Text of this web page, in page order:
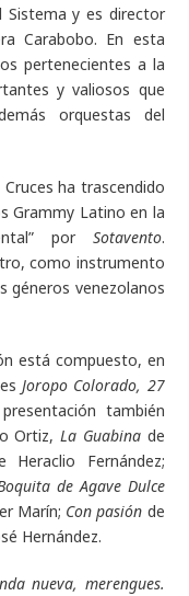
Sistema y es director
Carabobo. En esta
pertenecientes a la
y valiosos que
orquestas del
ha trascendido
Grammy Latino en la
por Sotavento.
como instrumento
géneros venezolanos
está compuesto, en
Joropo Colorado, 27
también
Ortiz, La Guabina de
Heraclio Fernández;
de Agave Dulce
Marín; Con pasión de
Hernández.
nueva, merengues.